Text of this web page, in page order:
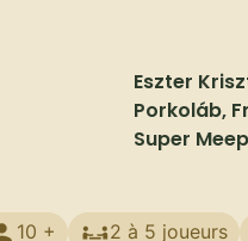
Eszter
Porkoláb,
Super
10 + 2 à 5 joueurs